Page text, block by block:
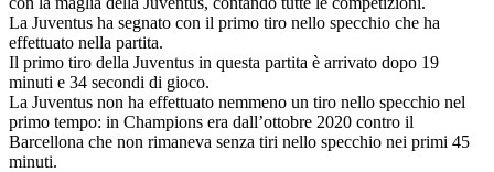
La Juventus ha segnato con il primo tiro nello specchio che ha
effettuato nella partita.
Il primo tiro della Juventus in questa partita è arrivato dopo 19
minuti e 34 secondi di gioco.
La Juventus non ha effettuato nemmeno un tiro nello specchio nel
primo tempo: in Champions era dall’ottobre 2020 contro il
Barcellona che non rimaneva senza tiri nello specchio nei primi 45
minuti.